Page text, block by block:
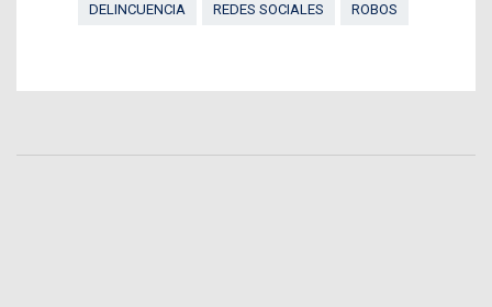
DELINCUENCIA
REDES SOCIALES ROBOS